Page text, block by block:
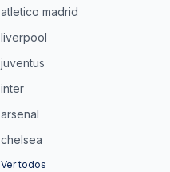
atletico madrid
liverpool
juventus
inter
arsenal
chelsea
Ver todos